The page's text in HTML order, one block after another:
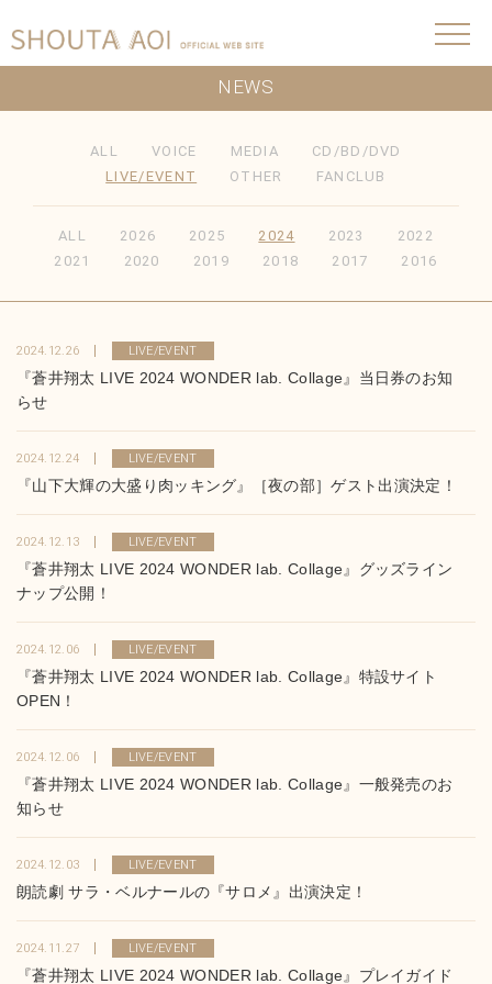
NEWS
ALL VOICE MEDIA
CD/BD/DVD
LIVE/EVENT
OTHER FANCLUB
ALL 2026 2025 2024 2023
2022
2021
2020 2019 2018 2017 2016
2024.12.26 LIVE/EVENT
『蒼井翔太 LIVE 2024 WONDER lab. Collage』当日券のお知
らせ
2024.12.24 LIVE/EVENT
『山下大輝の大盛り肉ッキング』［夜の部］ゲスト出演決定！
2024.12.13 LIVE/EVENT
『蒼井翔太 LIVE 2024 WONDER lab. Collage』グッズライン
ナップ公開！
2024.12.06 LIVE/EVENT
『蒼井翔太 LIVE 2024 WONDER lab. Collage』特設サイト
OPEN！
2024.12.06 LIVE/EVENT
『蒼井翔太 LIVE 2024 WONDER lab. Collage』一般発売のお
知らせ
2024.12.03 LIVE/EVENT
朗読劇 サラ・ベルナールの『サロメ』出演決定！
2024.11.27 LIVE/EVENT
『蒼井翔太 LIVE 2024 WONDER lab. Collage』プレイガイド